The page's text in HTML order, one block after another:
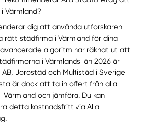
Värmland?
dig att använda utforskaren
rätt städfirma i Värmland för dina
avancerade algoritm har räknat ut att
i Värmlands län 2026 är
AB, Jorostäd och Multistäd i Sverige
är dock att ta in offert från alla
Värmland och jämföra. Du kan
detta kostnadsfritt via Alla